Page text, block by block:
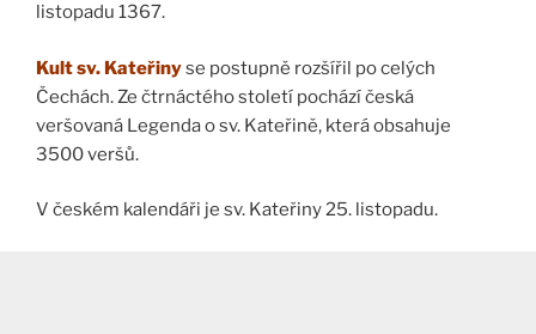
listopadu 1367.
Kult sv. Kateřinyse postupně rozšířil po celých
Čechách. Ze čtrnáctého století pochází česká
veršovaná Legenda o sv. Kateřině, která obsahuje
3500 veršů.
V českém kalendáři je sv. Kateřiny 25. listopadu.